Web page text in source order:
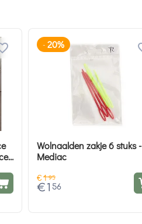
- 20%
Wolnaalden zakje 6 stuks -
Mediac
€1 95
€1 56